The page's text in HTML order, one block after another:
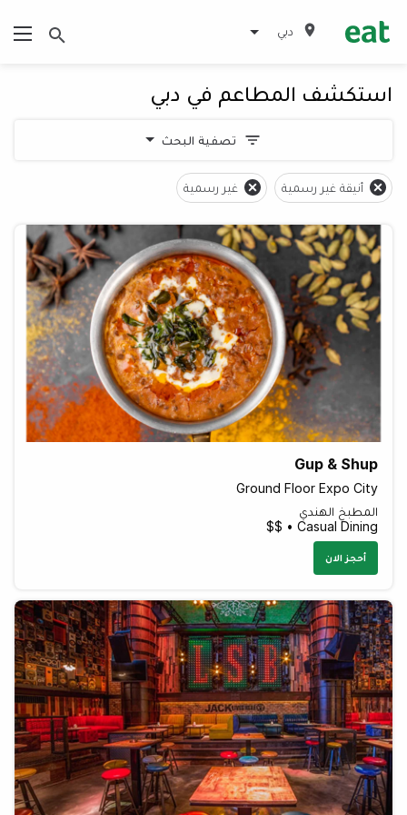
دبي
استكشف المطاعم في دبي
تصفية البحث
أنيقة غير رسمية غير رسمية
Gup & Shup
Ground Floor Expo City
المطبخ الهندي
Casual Dining • $$
أحجز الان